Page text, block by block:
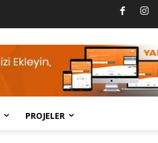
PROJELER